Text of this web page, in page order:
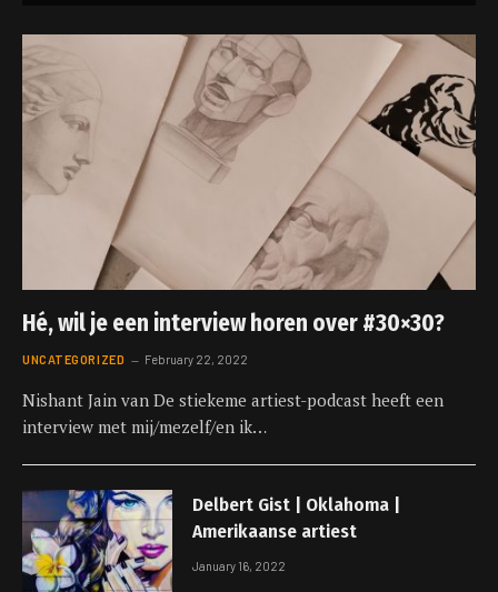
Hé, wil je een interview horen over #30×30?
UNCATEGORIZED February 22, 2022
Nishant Jain van De stiekeme artiest-podcast heeft een
interview met mij/mezelf/en ik…
Delbert Gist | Oklahoma |
Amerikaanse artiest
January 16, 2022